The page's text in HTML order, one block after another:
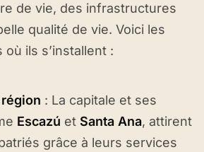
de vie, des infrastructures
qualité de vie. Voici les
ils s’installent :
: La capitale et ses
Escazú et Santa Ana, attirent
grâce à leurs services